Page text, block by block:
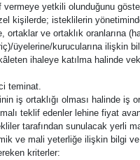
vermeye yetkili olunduğunu
kişilerde; isteklilerin
ortaklar ve ortaklık oranlarına
üyelerine/kurucularına ilişkin
ihaleye katılma halinde
teminat.
iş ortaklığı olması halinde iş
teklif edenler lehine fiyat
tarafından sunulacak yerli
ve mali yeterliğe ilişkin bilgi ve
kriterler: